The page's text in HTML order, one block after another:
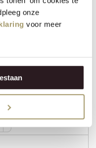
onze
voor meer
+
−